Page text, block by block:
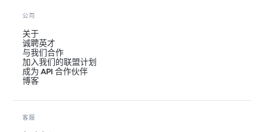
公司
关于
诚聘英才
与我们合作
加入我们的联盟计划
成为 API 合作伙伴
博客
客服